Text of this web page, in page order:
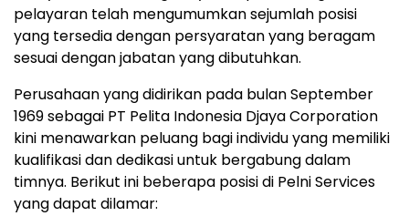
pelayaran telah mengumumkan sejumlah posisi
yang tersedia dengan persyaratan yang beragam
sesuai dengan jabatan yang dibutuhkan.
Perusahaan yang didirikan pada bulan September
1969 sebagai PT Pelita Indonesia Djaya Corporation
kini menawarkan peluang bagi individu yang memiliki
kualifikasi dan dedikasi untuk bergabung dalam
timnya. Berikut ini beberapa posisi di Pelni Services
yang dapat dilamar: